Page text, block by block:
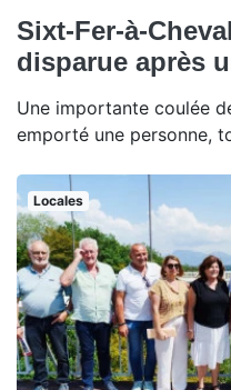
Sixt-Fer-à-
disparue après
Une importante coulée
emporté une personne,
Locales